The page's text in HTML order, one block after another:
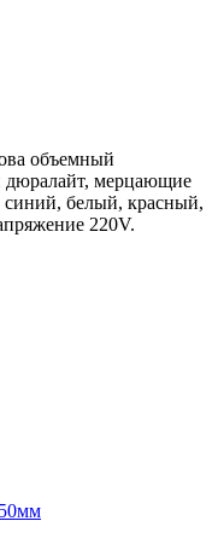
объемный
дюралайт, мерцающие
синий, белый, красный,
220V.